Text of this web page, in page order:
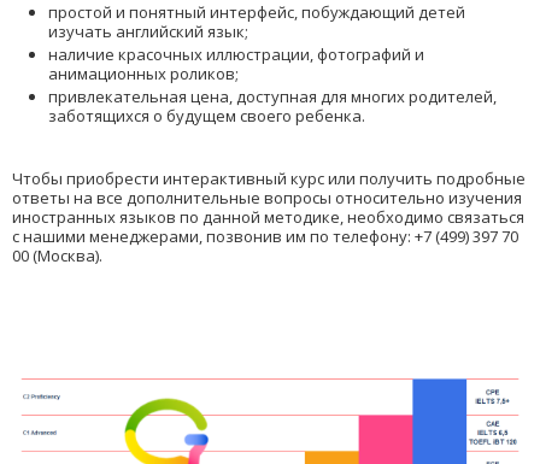
простой и понятный интерфейс, побуждающий детей
изучать английский язык;
наличие красочных иллюстрации, фотографий и
анимационных роликов;
привлекательная цена, доступная для многих родителей,
заботящихся о будущем своего ребенка.
Чтобы приобрести интерактивный курс или получить подробные
ответы на все дополнительные вопросы относительно изучения
иностранных языков по данной методике, необходимо связаться
с нашими менеджерами, позвонив им по телефону: +7 (499) 397 70
00 (Москва).